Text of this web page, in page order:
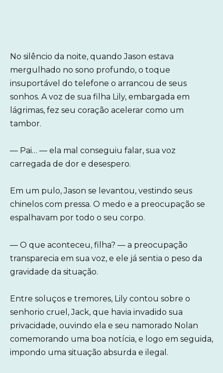
No silêncio da noite, quando Jason estava
mergulhado no sono profundo, o toque
insuportável do telefone o arrancou de seus
sonhos. A voz de sua filha Lily, embargada em
lágrimas, fez seu coração acelerar como um
tambor.
— Pai… — ela mal conseguiu falar, sua voz
carregada de dor e desespero.
Em um pulo, Jason se levantou, vestindo seus
chinelos com pressa. O medo e a preocupação se
espalhavam por todo o seu corpo.
— O que aconteceu, filha? — a preocupação
transparecia em sua voz, e ele já sentia o peso da
gravidade da situação.
Entre soluços e tremores, Lily contou sobre o
senhorio cruel, Jack, que havia invadido sua
privacidade, ouvindo ela e seu namorado Nolan
comemorando uma boa notícia, e logo em seguida,
impondo uma situação absurda e ilegal.